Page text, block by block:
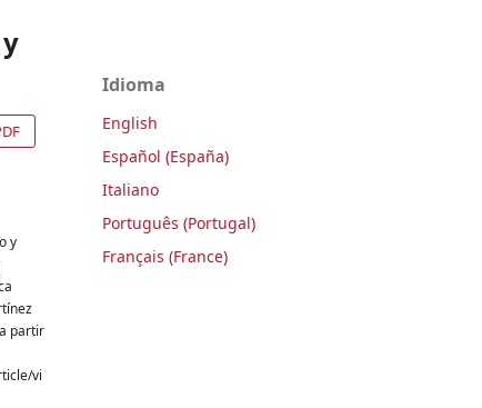
y
partir
vi
Idioma
English
Español (España)
Italiano
Português (Portugal)
Français (France)